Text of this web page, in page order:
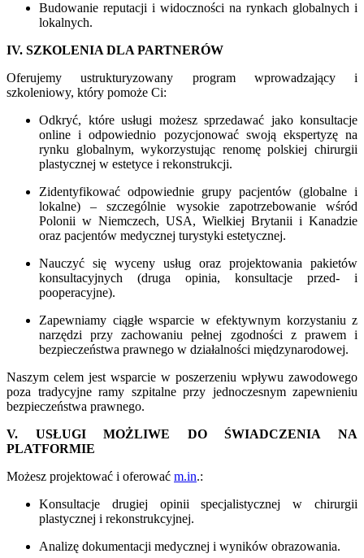
Budowanie reputacji i widoczności na rynkach globalnych i
lokalnych.
IV. SZKOLENIA DLA PARTNERÓW
Oferujemy ustrukturyzowany program wprowadzający i
szkoleniowy, który pomoże Ci:
Odkryć, które usługi możesz sprzedawać jako konsultacje
online i odpowiednio pozycjonować swoją ekspertyzę na
rynku globalnym, wykorzystując renomę polskiej chirurgii
plastycznej w estetyce i rekonstrukcji.
Zidentyfikować odpowiednie grupy pacjentów (globalne i
lokalne) – szczególnie wysokie zapotrzebowanie wśród
Polonii w Niemczech, USA, Wielkiej Brytanii i Kanadzie
oraz pacjentów medycznej turystyki estetycznej.
Nauczyć się wyceny usług oraz projektowania pakietów
konsultacyjnych (druga opinia, konsultacje przed- i
pooperacyjne).
Zapewniamy ciągłe wsparcie w efektywnym korzystaniu z
narzędzi przy zachowaniu pełnej zgodności z prawem i
bezpieczeństwa prawnego w działalności międzynarodowej.
Naszym celem jest wsparcie w poszerzeniu wpływu zawodowego
poza tradycyjne ramy szpitalne przy jednoczesnym zapewnieniu
bezpieczeństwa prawnego.
V. USŁUGI MOŻLIWE DO ŚWIADCZENIA NA
PLATFORMIE
Możesz projektować i oferować m.in.:
Konsultacje drugiej opinii specjalistycznej w chirurgii
plastycznej i rekonstrukcyjnej.
Analizę dokumentacji medycznej i wyników obrazowania.